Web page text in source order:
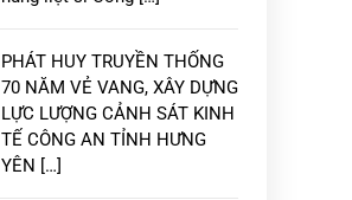
PHÁT HUY TRUYỀN THỐNG
70 NĂM VẺ VANG, XÂY DỰNG
LỰC LƯỢNG CẢNH SÁT KINH
TẾ CÔNG AN TỈNH HƯNG
YÊN […]